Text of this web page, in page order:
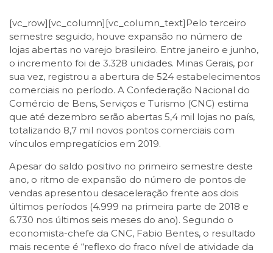
[vc_row][vc_column][vc_column_text]Pelo terceiro
semestre seguido, houve expansão no número de
lojas abertas no varejo brasileiro. Entre janeiro e junho,
o incremento foi de 3.328 unidades. Minas Gerais, por
sua vez, registrou a abertura de 524 estabelecimentos
comerciais no período. A Confederação Nacional do
Comércio de Bens, Serviços e Turismo (CNC) estima
que até dezembro serão abertas 5,4 mil lojas no país,
totalizando 8,7 mil novos pontos comerciais com
vínculos empregatícios em 2019.
Apesar do saldo positivo no primeiro semestre deste
ano, o ritmo de expansão do número de pontos de
vendas apresentou desaceleração frente aos dois
últimos períodos (4.999 na primeira parte de 2018 e
6.730 nos últimos seis meses do ano). Segundo o
economista-chefe da CNC, Fabio Bentes, o resultado
mais recente é “reflexo do fraco nível de atividade da